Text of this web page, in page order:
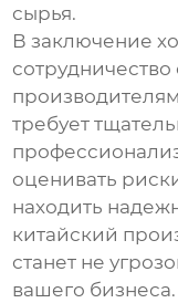
сырья.
В заключение
требует
оценивать
находить
китайский
станет не
вашего бизнеса.